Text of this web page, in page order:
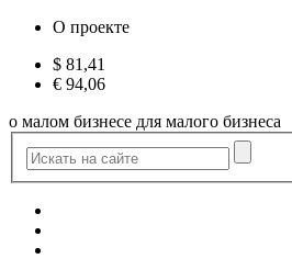
О проекте
$ 81,41
€ 94,06
о малом бизнесе для малого бизнеса